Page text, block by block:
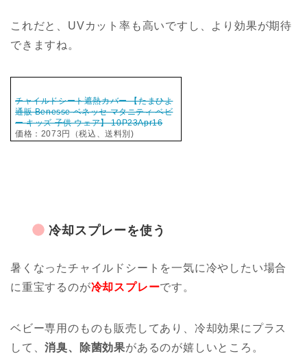
これだと、UVカット率も高いですし、より効果が期待
できますね。
チャイルドシート遮熱カバー 【たまひよ
通販 Benesse ベネッセ マタニティ ベビ
ー キッズ 子供 ウェア】 10P23Apr16
価格：2073円（税込、送料別)
冷却スプレーを使う
暑くなったチャイルドシートを一気に冷やしたい場合
に重宝するのが冷却スプレーです。
ベビー専用のものも販売してあり、冷却効果にプラス
して、消臭、除菌効果があるのが嬉しいところ。